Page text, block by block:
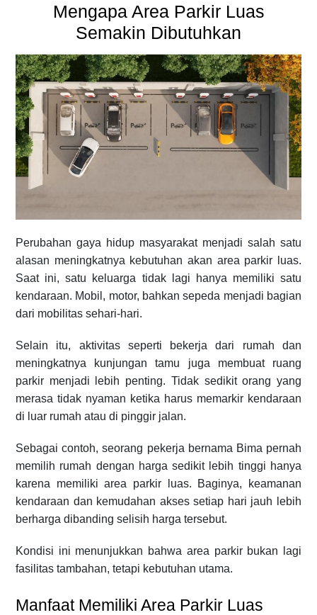
Mengapa Area Parkir Luas
Semakin Dibutuhkan
Perubahan gaya hidup masyarakat menjadi salah satu
alasan meningkatnya kebutuhan akan area parkir luas.
Saat ini, satu keluarga tidak lagi hanya memiliki satu
kendaraan. Mobil, motor, bahkan sepeda menjadi bagian
dari mobilitas sehari-hari.
Selain itu, aktivitas seperti bekerja dari rumah dan
meningkatnya kunjungan tamu juga membuat ruang
parkir menjadi lebih penting. Tidak sedikit orang yang
merasa tidak nyaman ketika harus memarkir kendaraan
di luar rumah atau di pinggir jalan.
Sebagai contoh, seorang pekerja bernama Bima pernah
memilih rumah dengan harga sedikit lebih tinggi hanya
karena memiliki area parkir luas. Baginya, keamanan
kendaraan dan kemudahan akses setiap hari jauh lebih
berharga dibanding selisih harga tersebut.
Kondisi ini menunjukkan bahwa area parkir bukan lagi
fasilitas tambahan, tetapi kebutuhan utama.
Manfaat Memiliki Area Parkir Luas